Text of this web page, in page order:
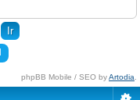
phpBB Mobile / SEO byArtodia